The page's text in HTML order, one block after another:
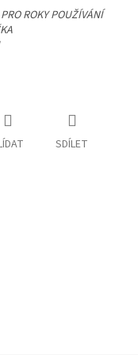
ROKY POUŽÍVÁNÍ
SDÍLET